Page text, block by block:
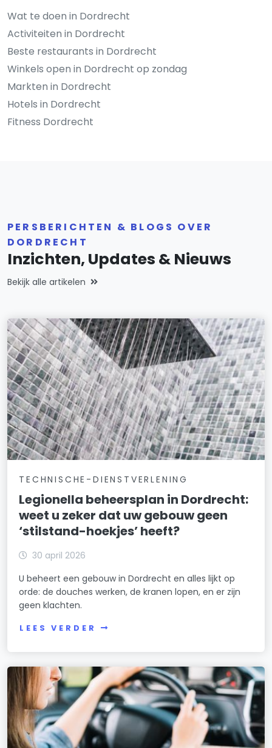
Wat te doen in Dordrecht
Activiteiten in Dordrecht
Beste restaurants in Dordrecht
Winkels open in Dordrecht op zondag
Markten in Dordrecht
Hotels in Dordrecht
Fitness Dordrecht
PERSBERICHTEN & BLOGS OVER
DORDRECHT
Inzichten, Updates & Nieuws
Bekijk alle artikelen
TECHNISCHE-DIENSTVERLENING
Legionella beheersplan in Dordrecht:
weet u zeker dat uw gebouw geen
‘stilstand-hoekjes’ heeft?
30 april 2026
U beheert een gebouw in Dordrecht en alles lijkt op
orde: de douches werken, de kranen lopen, en er zijn
geen klachten.
LEES VERDER